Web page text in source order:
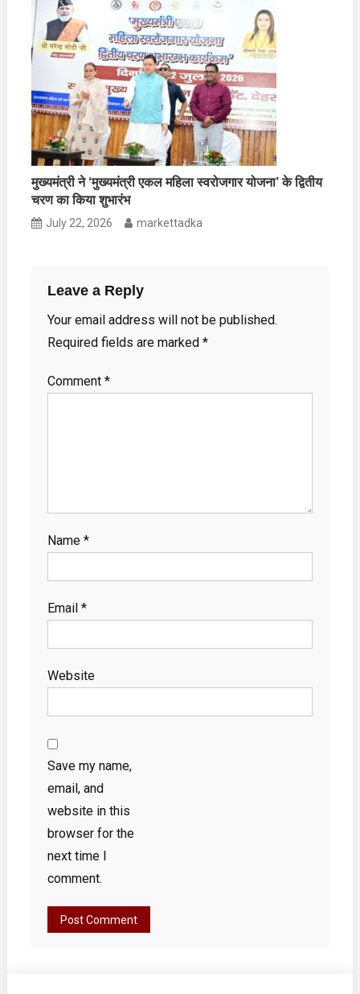
मुख्यमंत्री ने ‘मुख्यमंत्री एकल महिला स्वरोजगार योजना’ के द्वितीय
चरण का किया शुभारंभ
July 22, 2026 markettadka
Leave a Reply
Your email address will not be published.
Required fields are marked *
Comment *
Name *
Email *
Website
Save my name,
email, and
website in this
browser for the
next time I
comment.